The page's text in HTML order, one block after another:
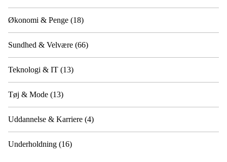
Økonomi & Penge (18)
Sundhed & Velvære (66)
Teknologi & IT (13)
Tøj & Mode (13)
Uddannelse & Karriere (4)
Underholdning (16)